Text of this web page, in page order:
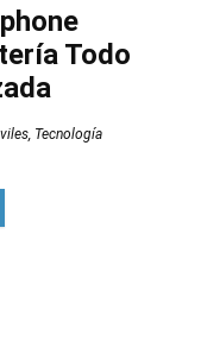
Todo
Tecnología